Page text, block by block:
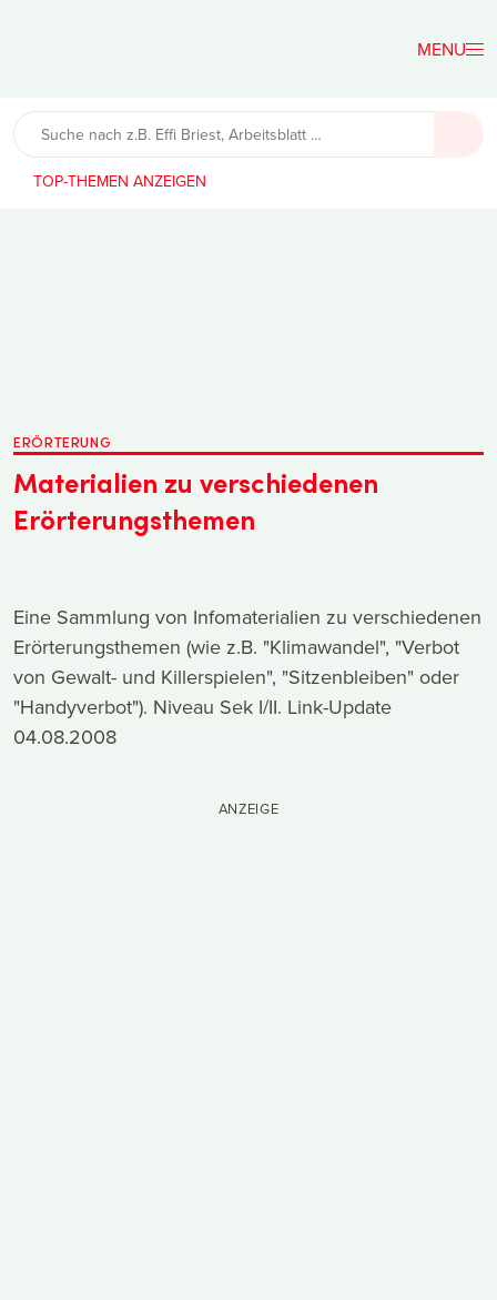
Lehrerfreund
TOP-THEMEN
ERÖRTERUNG
Materialien zu verschiedenen
Erörterungsthemen
Eine Sammlung von Infomaterialien zu verschiedenen
Erörterungsthemen (wie z.B. "Klimawandel", "Verbot
von Gewalt- und Killerspielen", "Sitzenbleiben" oder
"Handyverbot"). Niveau Sek I/II. Link-Update
04.08.2008
ANZEIGE